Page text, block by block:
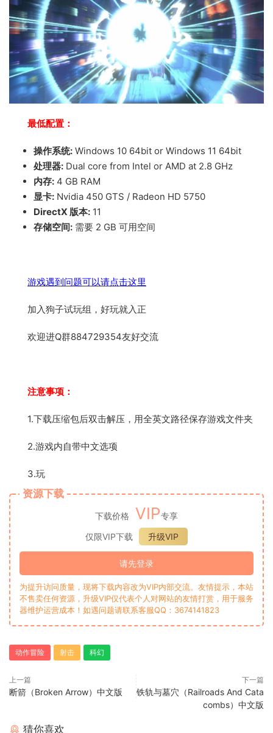
最低配置：
操作系统: Windows 10 64bit or Windows 11 64bit
处理器: Dual core from Intel or AMD at 2.8 GHz
内存: 4 GB RAM
显卡: Nvidia 450 GTS / Radeon HD 5750
DirectX 版本: 11
存储空间: 需要 2 GB 可用空间
游戏遇到问题可以请点击这里
加入狗子试玩组，好玩就入正
欢迎进Q群884729354友好交流
注意事项：
1.下载压缩包后双击解压，用全英文路径保存游戏文件夹
2.游戏内自带中文选项
3.玩
资源下载
下载价格 VIP专享
仅限VIP下载
升级VIP
请先登录
为提升访问质量，现将下载内容改为VIP内部交流。友情提示，本站
不售卖任何资源，升级VIP仅代表个人对网站的友情打赏，用于服务
器维护运营成本！如遇问题请联系客服QQ：3674141823
动作冒险 射击 科幻
上一篇
断箭（Broken Arrow）中文版
下一篇
铁轨与墓穴（Railroads And Cata
combs）中文版
猜你喜欢